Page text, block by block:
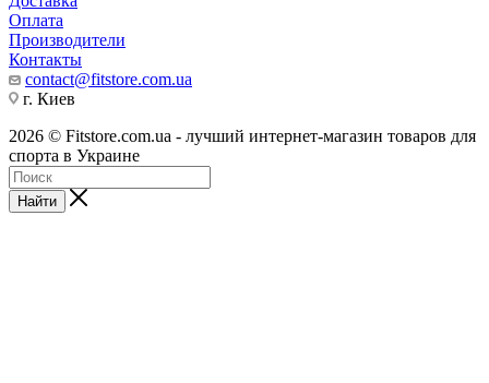
Оплата
Производители
Контакты
contact@fitstore.com.ua
г. Киев
2026 © Fitstore.com.ua - лучший интернет-магазин товаров для
спорта в Украине
Найти